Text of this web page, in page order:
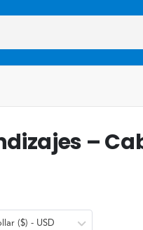
–
($) - USD